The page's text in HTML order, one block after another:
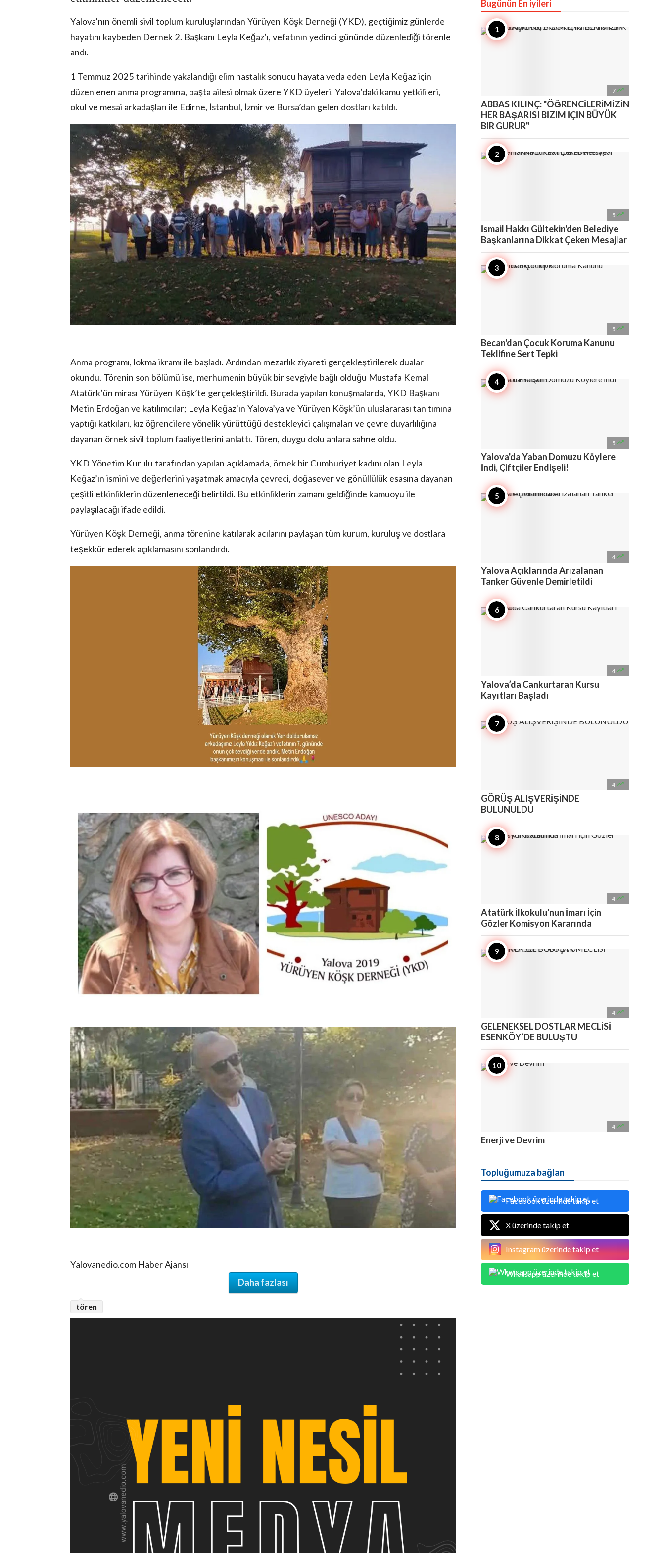
Yalova’nın önemli sivil toplum kuruluşlarından Yürüyen Köşk Derneği (YKD), geçtiğimiz günlerde
hayatını kaybeden Dernek 2. Başkanı Leyla Keğaz’ı, vefatının yedinci gününde düzenlediği törenle
andı.
1 Temmuz 2025 tarihinde yakalandığı elim hastalık sonucu hayata veda eden Leyla Keğaz için
düzenlenen anma programına, başta ailesi olmak üzere YKD üyeleri, Yalova’daki kamu yetkilileri,
okul ve mesai arkadaşları ile Edirne, İstanbul, İzmir ve Bursa’dan gelen dostları katıldı.
Anma programı, lokma ikramı ile başladı. Ardından mezarlık ziyareti gerçekleştirilerek dualar
okundu. Törenin son bölümü ise, merhumenin büyük bir sevgiyle bağlı olduğu Mustafa Kemal
Atatürk’ün mirası Yürüyen Köşk’te gerçekleştirildi. Burada yapılan konuşmalarda, YKD Başkanı
Metin Erdoğan ve katılımcılar; Leyla Keğaz’ın Yalova’ya ve Yürüyen Köşk’ün uluslararası tanıtımına
yaptığı katkıları, kız öğrencilere yönelik yürüttüğü destekleyici çalışmaları ve çevre duyarlılığına
dayanan örnek sivil toplum faaliyetlerini anlattı. Tören, duygu dolu anlara sahne oldu.
YKD Yönetim Kurulu tarafından yapılan açıklamada, örnek bir Cumhuriyet kadını olan Leyla
Keğaz’ın ismini ve değerlerini yaşatmak amacıyla çevreci, doğasever ve gönüllülük esasına dayanan
çeşitli etkinliklerin düzenleneceği belirtildi. Bu etkinliklerin zamanı geldiğinde kamuoyu ile
paylaşılacağı ifade edildi.
Yürüyen Köşk Derneği, anma törenine katılarak acılarını paylaşan tüm kurum, kuruluş ve dostlara
teşekkür ederek açıklamasını sonlandırdı.
Yalovanedio.com Haber Ajansı
Daha fazlası
tören
Bugünün En iyileri
7 
ABBAS KILINÇ: "ÖĞRENCİLERİMİZİN
HER BAŞARISI BİZİM İÇİN BÜYÜK
BİR GURUR"
5 
İsmail Hakkı Gültekin'den Belediye
Başkanlarına Dikkat Çeken Mesajlar
5 
Becan'dan Çocuk Koruma Kanunu
Teklifine Sert Tepki
5 
Yalova'da Yaban Domuzu Köylere
İndi, Çiftçiler Endişeli!
4 
Yalova Açıklarında Arızalanan
Tanker Güvenle Demirletildi
4 
Yalova’da Cankurtaran Kursu
Kayıtları Başladı
4 
GÖRÜŞ ALIŞVERİŞİNDE
BULUNULDU
4 
Atatürk İlkokulu'nun İmarı İçin
Gözler Komisyon Kararında
4 
GELENEKSEL DOSTLAR MECLİSİ
ESENKÖY’DE BULUŞTU
4 
Enerji ve Devrim
Topluğumuza bağlan
Facebook üzerinde takip et
X üzerinde takip et
Instagram üzerinde takip et
Whatsapp üzerinde takip et